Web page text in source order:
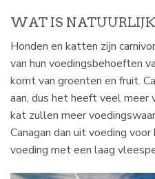
WAT IS NATUURLIJK
Honden en katten zijn
van hun voedingsbehoeften
komt van groenten en fruit.
aan, dus het heeft veel meer
kat zullen meer
Canagan dan uit voeding
voeding met een laag